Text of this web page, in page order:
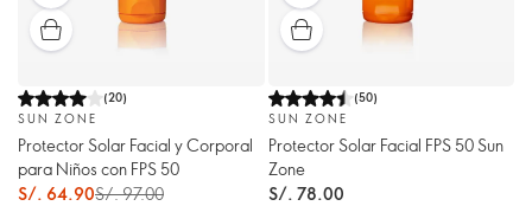
(20)
SUN ZONE
Protector Solar Facial y Corporal
para Niños con FPS 50
S/. 64.90S/. 97.00
(50)
SUN ZONE
Protector Solar Facial FPS 50 Sun
Zone
S/. 78.00